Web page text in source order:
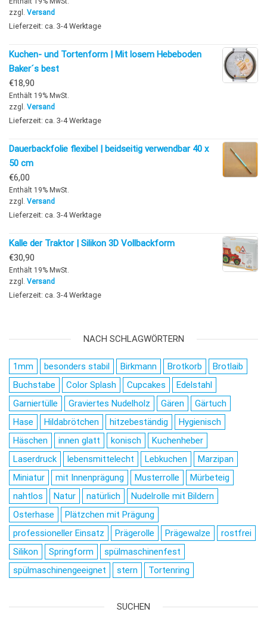
zzgl. Versand
Lieferzeit: ca. 3-4 Werktage
Kuchen- und Tortenform | Mit losem Hebeboden
Baker´s best
€18,90
Enthält 19% MwSt.
zzgl. Versand
Lieferzeit: ca. 3-4 Werktage
Dauerbackfolie flexibel | beidseitig verwendbar 40 x
50 cm
€6,00
Enthält 19% MwSt.
zzgl. Versand
Lieferzeit: ca. 3-4 Werktage
Kalle der Traktor | Silikon 3D Vollbackform
€30,90
Enthält 19% MwSt.
zzgl. Versand
Lieferzeit: ca. 3-4 Werktage
NACH SCHLAGWÖRTERN
1mm besonders stabil Birkmann Brotkorb
Brotlaib
Buchstabe
Color Splash Cupcakes
Edelstahl
Garniertülle
Graviertes Nudelholz Gären
Gärtuch
Hase
Hildabrötchen hitzebeständig
Hygienisch
Häschen
innen glatt konisch
Kuchenheber
Laserdruck
lebensmittelecht Lebkuchen
Marzipan
Miniatur
mit Innenprägung Musterrolle
Mürbeteig
nahtlos
Natur natürlich
Nudelrolle mit Bildern
Osterhase
Plätzchen mit Prägung
professioneller Einsatz
Prägerolle Prägewalze
rostfrei
Silikon
Springform
spülmaschinenfest
spülmaschinengeeignet
stern Tortenring
SUCHEN